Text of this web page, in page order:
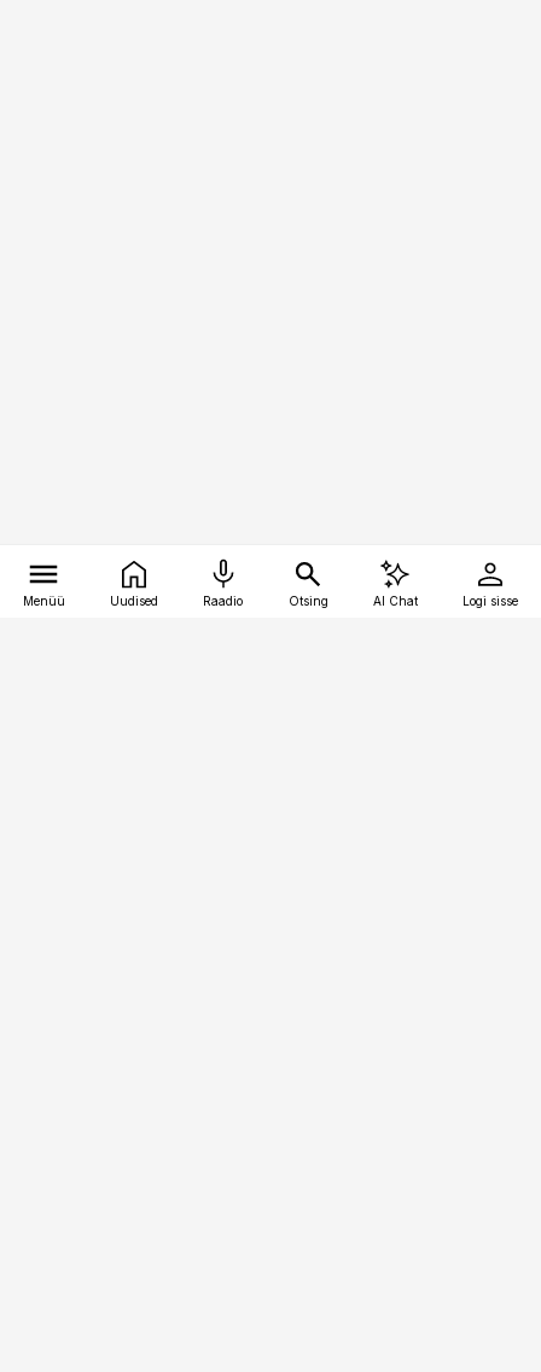
Menüü Uudised Raadio Otsing AI Chat Logi sisse